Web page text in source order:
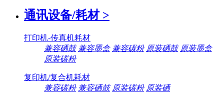
通讯设备/耗材 >
打印机-传真机耗材
兼容硒鼓 兼容墨盒 兼容碳粉 原装硒鼓 原装墨盒
原装碳粉
复印机/复合机耗材
兼容碳粉 兼容硒鼓 原装碳粉 原装硒